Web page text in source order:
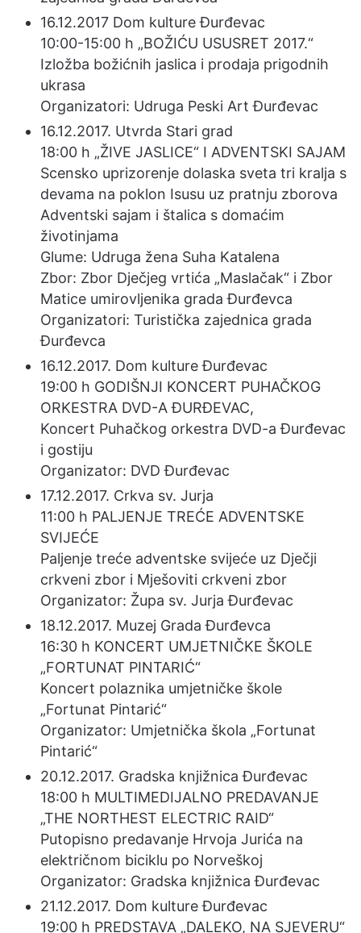
16.12.2017 Dom kulture Đurđevac
10:00-15:00 h „BOŽIĆU USUSRET 2017.“
Izložba božićnih jaslica i prodaja prigodnih
ukrasa
Organizatori: Udruga Peski Art Đurđevac
16.12.2017. Utvrda Stari grad
18:00 h „ŽIVE JASLICE“ I ADVENTSKI SAJAM
Scensko uprizorenje dolaska sveta tri kralja s
devama na poklon Isusu uz pratnju zborova
Adventski sajam i štalica s domaćim
životinjama
Glume: Udruga žena Suha Katalena
Zbor: Zbor Dječjeg vrtića „Maslačak“ i Zbor
Matice umirovljenika grada Đurđevca
Organizatori: Turistička zajednica grada
Đurđevca
16.12.2017. Dom kulture Đurđevac
19:00 h GODIŠNJI KONCERT PUHAČKOG
ORKESTRA DVD-A ĐURĐEVAC,
Koncert Puhačkog orkestra DVD-a Đurđevac
i gostiju
Organizator: DVD Đurđevac
17.12.2017. Crkva sv. Jurja
11:00 h PALJENJE TREĆE ADVENTSKE
SVIJEĆE
Paljenje treće adventske svijeće uz Dječji
crkveni zbor i Mješoviti crkveni zbor
Organizator: Župa sv. Jurja Đurđevac
18.12.2017. Muzej Grada Đurđevca
16:30 h KONCERT UMJETNIČKE ŠKOLE
„FORTUNAT PINTARIĆ“
Koncert polaznika umjetničke škole
„Fortunat Pintarić“
Organizator: Umjetnička škola „Fortunat
Pintarić“
20.12.2017. Gradska knjižnica Đurđevac
18:00 h MULTIMEDIJALNO PREDAVANJE
„THE NORTHEST ELECTRIC RAID“
Putopisno predavanje Hrvoja Jurića na
električnom biciklu po Norveškoj
Organizator: Gradska knjižnica Đurđevac
21.12.2017. Dom kulture Đurđevac
19:00 h PREDSTAVA „DALEKO, NA SJEVERU“